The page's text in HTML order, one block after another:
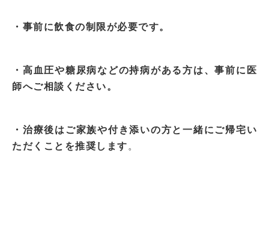
・事前に飲食の制限が必要です。
・高血圧や糖尿病などの持病がある方は、事前に医
師へご相談ください。
・治療後はご家族や付き添いの方と一緒にご帰宅い
ただくことを推奨します。